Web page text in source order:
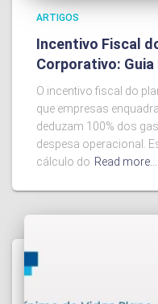
ARTIGOS
Incentivo Fiscal
Corporativo: Guia
O incentivo fiscal do
que empresas
deduzam 100% dos
despesa operacional.
cálculo do Read more…